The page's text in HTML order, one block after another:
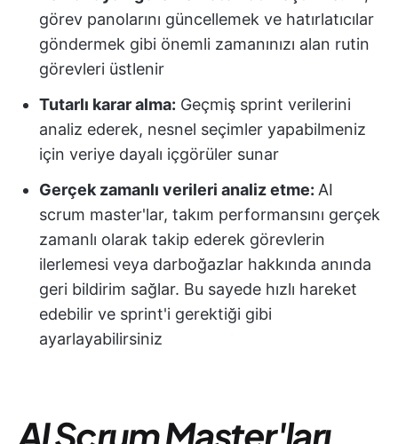
görev panolarını güncellemek ve hatırlatıcılar
göndermek gibi önemli zamanınızı alan rutin
görevleri üstlenir
Tutarlı karar alma: Geçmiş sprint verilerini
analiz ederek, nesnel seçimler yapabilmeniz
için veriye dayalı içgörüler sunar
Gerçek zamanlı verileri analiz etme: AI
scrum master'lar, takım performansını gerçek
zamanlı olarak takip ederek görevlerin
ilerlemesi veya darboğazlar hakkında anında
geri bildirim sağlar. Bu sayede hızlı hareket
edebilir ve sprint'i gerektiği gibi
ayarlayabilirsiniz
AI Scrum Master'ları